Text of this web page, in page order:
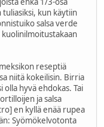
kun käytiin
salsa verde
reseptiä
niitä kokeilisin. Birria
hyvä ehdokas. Tai
ja salsa
en kyllä enää rupea
Syömökelvotonta